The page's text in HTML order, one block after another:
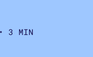
• 3 MIN